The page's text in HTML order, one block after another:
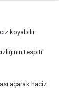
koyabilir.
tespiti"
açarak haciz